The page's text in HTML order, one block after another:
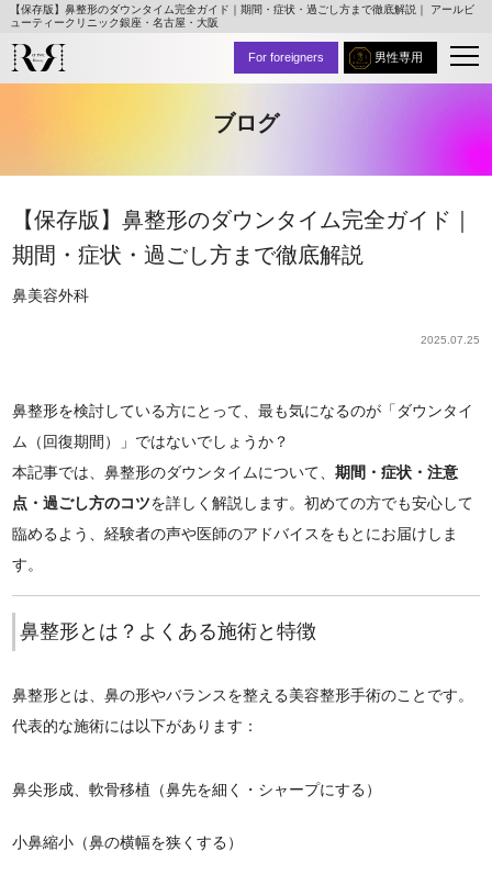
【保存版】鼻整形のダウンタイム完全ガイド｜期間・症状・過ごし方まで徹底解説｜ アールビ
ューティークリニック銀座・名古屋・大阪
男性専用
For foreigners
ブログ
【保存版】鼻整形のダウンタイム完全ガイド｜
期間・症状・過ごし方まで徹底解説
鼻美容外科
2025.07.25
鼻整形を検討している方にとって、最も気になるのが「ダウンタイ
ム（回復期間）」ではないでしょうか？
本記事では、鼻整形のダウンタイムについて、期間・症状・注意
点・過ごし方のコツを詳しく解説します。初めての方でも安心して
臨めるよう、経験者の声や医師のアドバイスをもとにお届けしま
す。
鼻整形とは？よくある施術と特徴
鼻整形とは、鼻の形やバランスを整える美容整形手術のことです。
代表的な施術には以下があります：
鼻尖形成、軟骨移植（鼻先を細く・シャープにする）
小鼻縮小（鼻の横幅を狭くする）